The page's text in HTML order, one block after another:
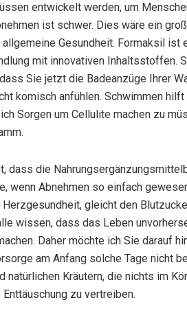
entwickelt werden, um
ist schwer. Dies wäre ein
allgemeine Gesundheit. Formaksil ist
mit innovativen Inhaltsstoffen.
Sie jetzt die Badeanzüge Ihrer
komisch anfühlen. Schwimmen
Sorgen um Cellulite machen zu
dass die
wenn Abnehmen so einfach
gleicht den
wissen, dass das Leben
Daher möchte ich Sie darauf
am Anfang solche Tage nicht
natürlichen Kräutern, die nichts im
zu vertreiben.